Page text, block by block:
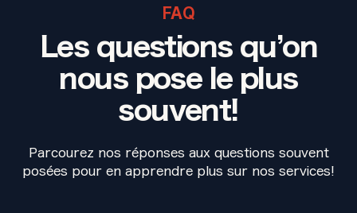
FAQ
Les questions qu’on
nous pose le plus
souvent!
Parcourez nos réponses aux questions souvent
posées pour en apprendre plus sur nos services!